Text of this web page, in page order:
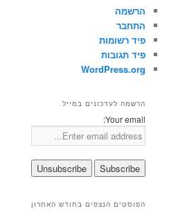
הרשמה
התחבר
פיד רשומות
פיד תגובות
WordPress.org
הרשמה לעדכונים במייל
Your email:
הפוסטים הנצפים בחודש האחרון